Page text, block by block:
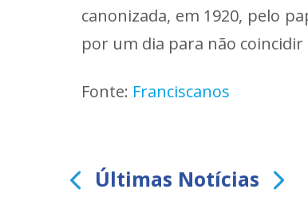
canonizada, em 1920, pelo
por um dia para não
Fonte: Franciscanos
Últimas Notícias